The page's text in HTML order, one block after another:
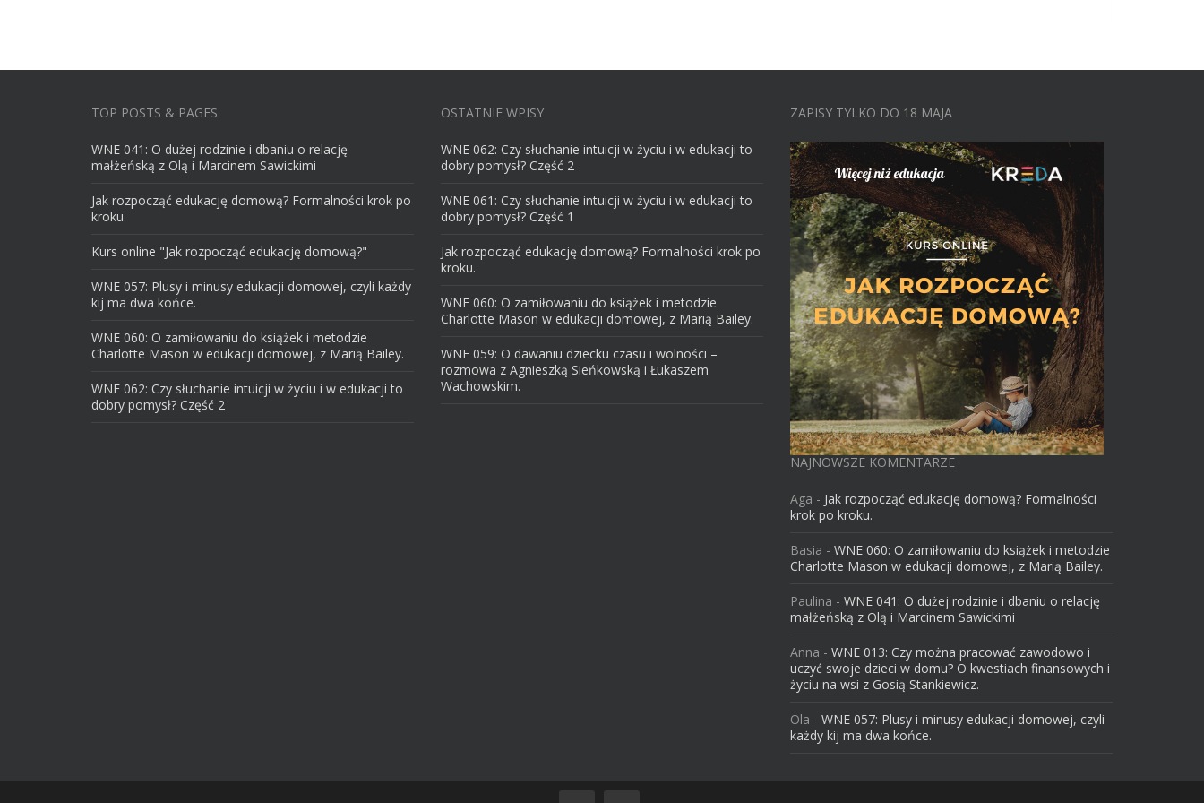
TOP POSTS & PAGES
WNE 041: O dużej rodzinie i dbaniu o relację
małżeńską z Olą i Marcinem Sawickimi
Jak rozpocząć edukację domową? Formalności krok po
kroku.
Kurs online "Jak rozpocząć edukację domową?"
WNE 057: Plusy i minusy edukacji domowej, czyli każdy
kij ma dwa końce.
WNE 060: O zamiłowaniu do książek i metodzie
Charlotte Mason w edukacji domowej, z Marią Bailey.
WNE 062: Czy słuchanie intuicji w życiu i w edukacji to
dobry pomysł? Część 2
OSTATNIE WPISY
WNE 062: Czy słuchanie intuicji w życiu i w edukacji to
dobry pomysł? Część 2
WNE 061: Czy słuchanie intuicji w życiu i w edukacji to
dobry pomysł? Część 1
Jak rozpocząć edukację domową? Formalności krok po
kroku.
WNE 060: O zamiłowaniu do książek i metodzie
Charlotte Mason w edukacji domowej, z Marią Bailey.
WNE 059: O dawaniu dziecku czasu i wolności –
rozmowa z Agnieszką Sieńkowską i Łukaszem
Wachowskim.
ZAPISY TYLKO DO 18 MAJA
NAJNOWSZE KOMENTARZE
Aga - Jak rozpocząć edukację domową? Formalności
krok po kroku.
Basia - WNE 060: O zamiłowaniu do książek i metodzie
Charlotte Mason w edukacji domowej, z Marią Bailey.
Paulina - WNE 041: O dużej rodzinie i dbaniu o relację
małżeńską z Olą i Marcinem Sawickimi
Anna - WNE 013: Czy można pracować zawodowo i
uczyć swoje dzieci w domu? O kwestiach finansowych i
życiu na wsi z Gosią Stankiewicz.
Ola - WNE 057: Plusy i minusy edukacji domowej, czyli
każdy kij ma dwa końce.